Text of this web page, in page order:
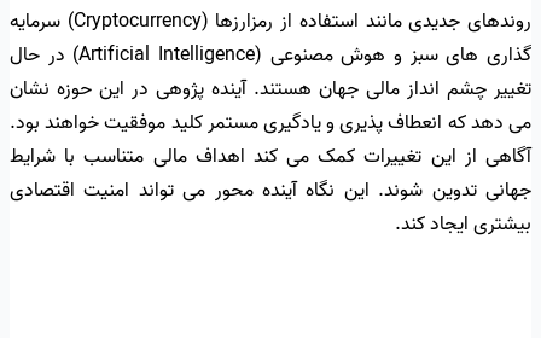
روندهای جدیدی مانند استفاده از رمزارزها (Cryptocurrency) سرمایه
گذاری های سبز و هوش مصنوعی (Artificial Intelligence) در حال
تغییر چشم انداز مالی جهان هستند. آینده پژوهی در این حوزه نشان
می دهد که انعطاف پذیری و یادگیری مستمر کلید موفقیت خواهند بود.
آگاهی از این تغییرات کمک می کند اهداف مالی متناسب با شرایط
جهانی تدوین شوند. این نگاه آینده محور می تواند امنیت اقتصادی
بیشتری ایجاد کند.